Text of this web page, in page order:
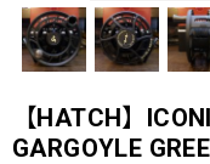
【HATCH】
GARGOYLE